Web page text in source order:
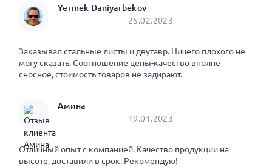
Yermek Daniyarbekov
25.02.2023
Заказывал стальные листы и двутавр. Ничего плохого не
могу сказать. Соотношение цены-качество вполне
сносное, стоимость товаров не задирают.
Амина
19.01.2023
Отличный опыт с компанией. Качество продукции на
высоте, доставили в срок. Рекомендую!